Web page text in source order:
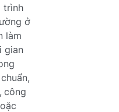
trình
ở
làm
gian
công